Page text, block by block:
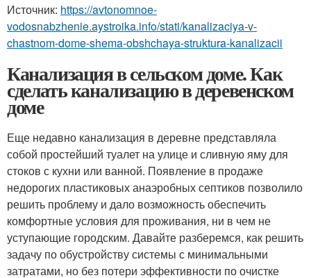
Источник: https://avtonomnoe-
vodosnabzhenie.aystroika.info/stati/kanalizaciya-v-
chastnom-dome-shema-obshchaya-struktura-kanalizacii
Канализация в сельском доме. Как
сделать канализацию в деревенском
доме
Еще недавно канализация в деревне представляла
собой простейший туалет на улице и сливную яму для
стоков с кухни или ванной. Появление в продаже
недорогих пластиковых анаэробных септиков позволило
решить проблему и дало возможность обеспечить
комфортные условия для проживания, ни в чем не
уступающие городским. Давайте разберемся, как решить
задачу по обустройству системы с минимальными
затратами, но без потери эффективности по очистке